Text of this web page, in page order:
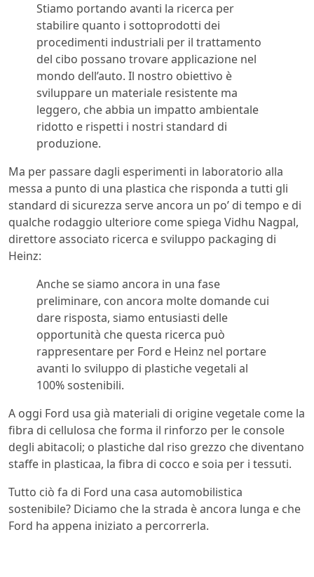
Stiamo portando avanti la ricerca per
stabilire quanto i sottoprodotti dei
procedimenti industriali per il trattamento
del cibo possano trovare applicazione nel
mondo dell’auto. Il nostro obiettivo è
sviluppare un materiale resistente ma
leggero, che abbia un impatto ambientale
ridotto e rispetti i nostri standard di
produzione.
Ma per passare dagli esperimenti in laboratorio alla
messa a punto di una plastica che risponda a tutti gli
standard di sicurezza serve ancora un po’ di tempo e di
qualche rodaggio ulteriore come spiega Vidhu Nagpal,
direttore associato ricerca e sviluppo packaging di
Heinz:
Anche se siamo ancora in una fase
preliminare, con ancora molte domande cui
dare risposta, siamo entusiasti delle
opportunità che questa ricerca può
rappresentare per Ford e Heinz nel portare
avanti lo sviluppo di plastiche vegetali al
100% sostenibili.
A oggi Ford usa già materiali di origine vegetale come la
fibra di cellulosa che forma il rinforzo per le console
degli abitacoli; o plastiche dal riso grezzo che diventano
staffe in plasticaa, la fibra di cocco e soia per i tessuti.
Tutto ciò fa di Ford una casa automobilistica
sostenibile? Diciamo che la strada è ancora lunga e che
Ford ha appena iniziato a percorrerla.